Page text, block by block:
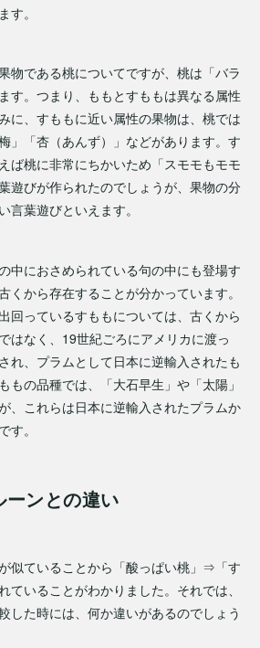
す。
物である桃についてですが、桃は「バラ
す。つまり、ももとすももは異なる属性
に、すももに近い属性の果物は、桃では
」「杏（あんず）」などがあります。す
ば桃に非常にちかいため「スモモもモモ
遊びが作られたのでしょうが、果物の分
言葉遊びといえます。
中におさめられている句の中にも登場す
くから存在することが分かっています。
回っているすももについては、古くから
はなく、19世紀ごろにアメリカに渡っ
れ、プラムとして日本に逆輸入されたも
もの品種では、「大石早生」や「太陽」
、これらは日本に逆輸入されたプラムか
す。
ーンとの違い
似ていることから「酸っぱい桃」⇒「す
ていることがわかりました。それでは、
した時には、何か違いがあるのでしょう